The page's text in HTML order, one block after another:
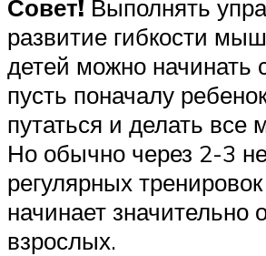
Совет! Выполнять
развитие гибкости
детей можно начинать
пусть поначалу
путаться и делать все
Но обычно через 2-3
регулярных
начинает значительно
взрослых.